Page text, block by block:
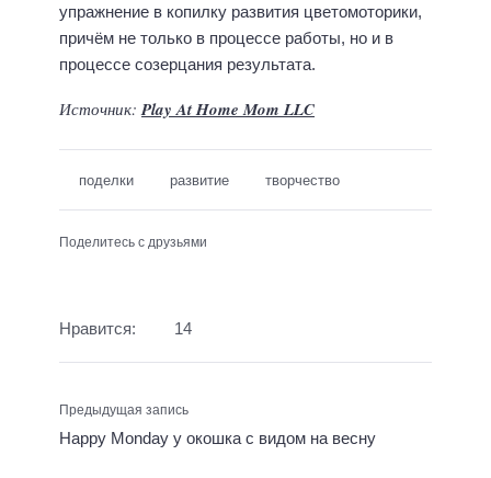
упражнение в копилку развития цветомоторики,
причём не только в процессе работы, но и в
процессе созерцания результата.
Источник:Play At Home Mom LLC
поделки развитие творчество
Поделитесь с друзьями
Нравится: 14
Предыдущая запись
Happy Monday у окошка с видом на весну